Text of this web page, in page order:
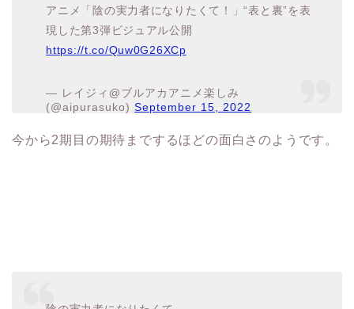
https://t.co/Quw0G26XCp
今から2期目の期待までするほどの面白さのようです。